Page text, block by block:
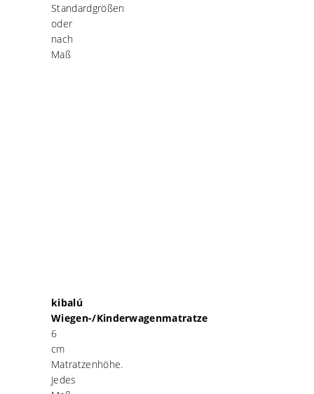
Standardgrößen
oder
nach
Maß
kibalú
Wiegen-/Kinderwagenmatratze
6
cm
Matratzenhöhe.
Jedes